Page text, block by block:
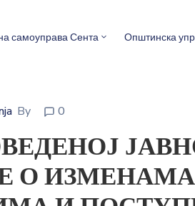
самоуправа Сента Општинска
By 0
О